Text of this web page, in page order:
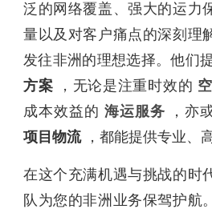
泛的网络覆盖、强大的运力
量以及对客户痛点的深刻理
发往非洲的理想选择。他们
方案
，无论是注重时效的
成本效益的 海运服务
，亦
项目物流 ，都能提供专业、
在这个充满机遇与挑战的时
队为您的非洲业务保驾护航